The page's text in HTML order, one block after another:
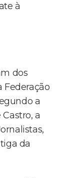
à
dos
Federação
a
a
da